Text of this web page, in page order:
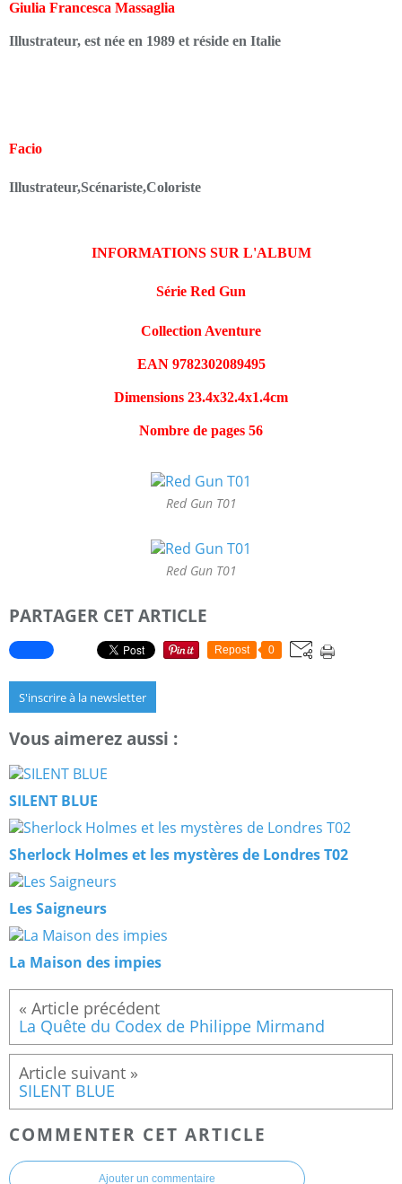
Giulia Francesca Massaglia
Illustrateur, est née en 1989 et réside en Italie
Facio
Illustrateur,Scénariste,Coloriste
INFORMATIONS SUR L'ALBUM
Série Red Gun
Collection Aventure
EAN 9782302089495
Dimensions 23.4x32.4x1.4cm
Nombre de pages 56
Red Gun T01
Red Gun T01
PARTAGER CET ARTICLE
Repost 0
S'inscrire à la newsletter
Vous aimerez aussi :
SILENT BLUE
Sherlock Holmes et les mystères de Londres T02
Les Saigneurs
La Maison des impies
La Quête du Codex de Philippe Mirmand
SILENT BLUE
COMMENTER CET ARTICLE
Ajouter un commentaire